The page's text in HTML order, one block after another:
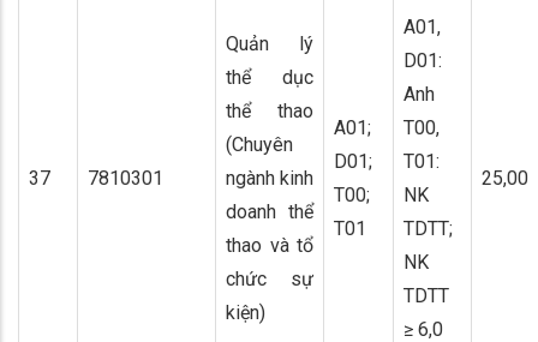
37 7810301
Quản lý
thể dục
thể thao
(Chuyên
ngành kinh
doanh thể
thao và tổ
chức sự
kiện)
A01;
D01;
T00;
T01
A01,
D01:
Anh
T00,
T01:
NK
TDTT;
NK
TDTT
≥ 6,0
25,00